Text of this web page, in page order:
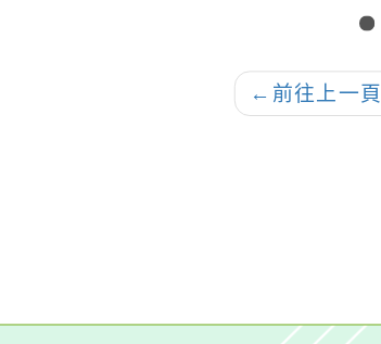
「素養導向評量閱卷
報名資訊一案
← 前往上一頁